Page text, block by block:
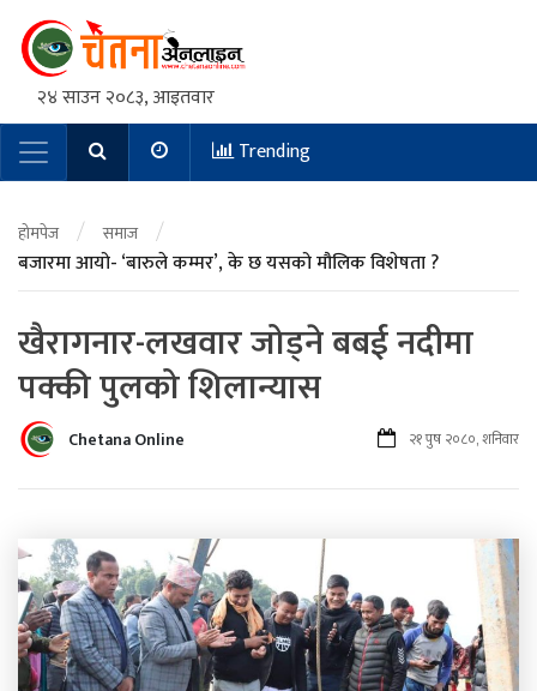
२४ साउन २०८३, आइतवार
Main NavigationTrending
होमपेज / समाज /
बजारमा आयो- ‘बारुले कम्मर’, के छ यसको मौलिक विशेषता ?
खैरागनार-लखवार जोड्ने बबई नदीमा
पक्की पुलको शिलान्यास
Chetana Online २१ पुष २०८०, शनिवार